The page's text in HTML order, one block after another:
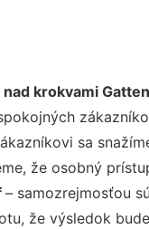
krokvami
sa
že osobný
– samozrejmosťou
že výsledok